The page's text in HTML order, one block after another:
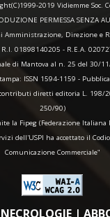
2019 Vidiemme Soc.
PERMESSA SENZA
Amministrazione, Direzione e
R.I. 01898140205 - R.E.A.
di Mantova al n. 25 del 30/
ISSN 1594-1159 -
diretti editoria L. 198/
250/90)
la Fipeg (Federazione
dell'USPI ha accettato il
Comunicazione Commerciale"
NECROLOGIE|